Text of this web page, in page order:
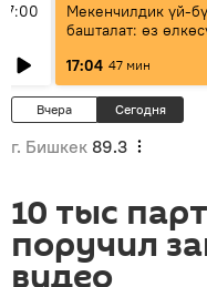
Мекенчилдик үй-
башталат: өз
муунду кантип
керек?
17:04 47 мин
Вчера Сегодня
г. Бишкек 89.3
10 тыс
поручил